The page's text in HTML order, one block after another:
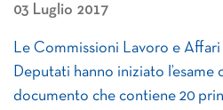
03 Luglio 2017
Le Commissioni Lavoro e
Deputati hanno iniziato l’esame
documento che contiene 20